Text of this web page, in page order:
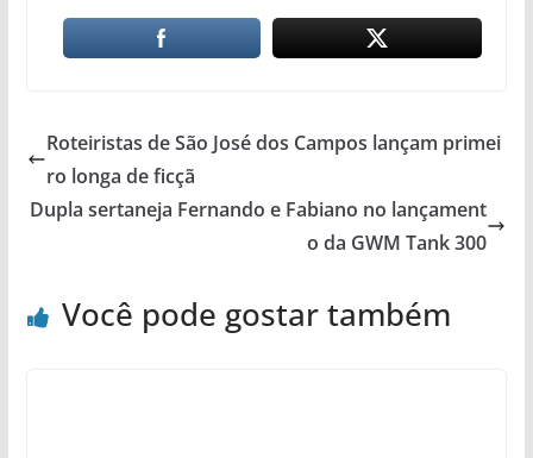
Roteiristas de São José dos Campos lançam primei
ro longa de ficçã
Dupla sertaneja Fernando e Fabiano no lançament
o da GWM Tank 300
Você pode gostar também